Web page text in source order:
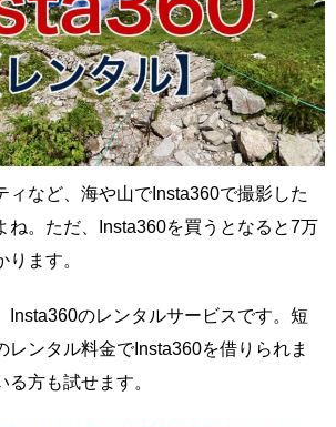
ィなど、海や山でInsta360で撮影した
ね。ただ、Insta360を買うとなると7万
ます。
Insta360のレンタルサービスです。短
レンタル料金でInsta360を借りられま
方も試せます。